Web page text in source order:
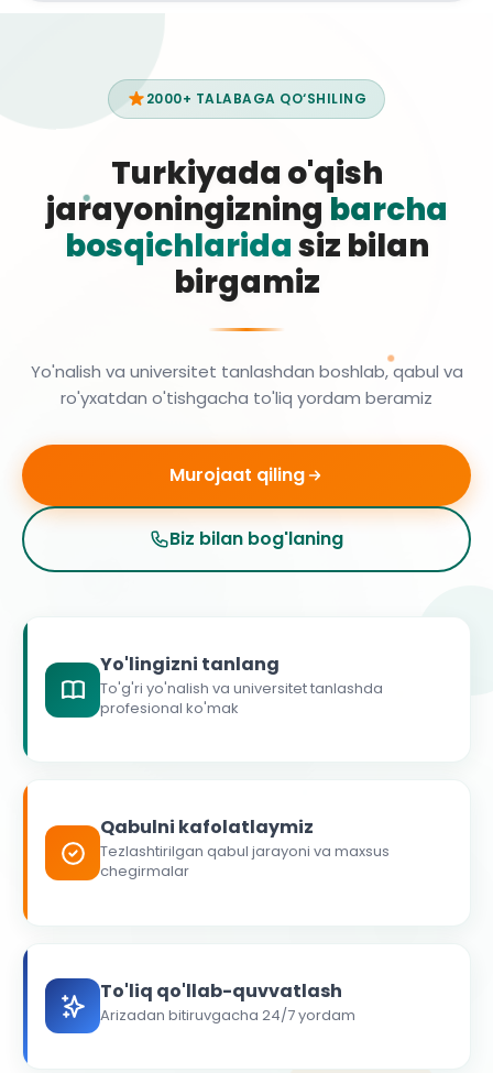
2000+ TALABAGA QO‘SHILING
Turkiyada o'qish
jarayoningizning barcha
bosqichlaridasiz bilan
birgamiz
Yo'nalish va universitet tanlashdan boshlab, qabul va
ro'yxatdan o'tishgacha to'liq yordam beramiz
Murojaat qiling
Biz bilan bog'laning
Yo'lingizni tanlang
To'g'ri yo'nalish va universitet tanlashda
profesional ko'mak
Qabulni kafolatlaymiz
Tezlashtirilgan qabul jarayoni va maxsus
chegirmalar
To'liq qo'llab-quvvatlash
Arizadan bitiruvgacha 24/7 yordam